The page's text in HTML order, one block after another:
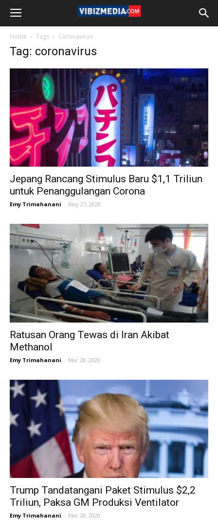
Home Tags Coronavirus
Tag: coronavirus
Jepang Rancang Stimulus Baru $1,1 Triliun
untuk Penanggulangan Corona
Emy Trimahanani - May 27, 2020
Ratusan Orang Tewas di Iran Akibat
Methanol
Emy Trimahanani - Mar 28, 2020
Trump Tandatangani Paket Stimulus $2,2
Triliun, Paksa GM Produksi Ventilator
Emy Trimahanani - Mar 28, 2020